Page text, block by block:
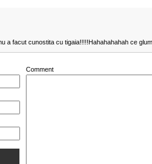
a facut cunostita cu tigaia!!!!!Hahahahahah ce
Comment